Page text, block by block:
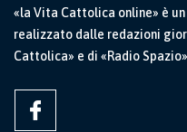
«la Vita Cattolica online» è
realizzato dalle redazioni
Cattolica» e di «Radio